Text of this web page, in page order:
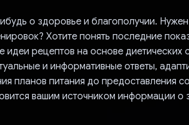
о здоровье и благополучии. Нужен
Хотите понять последние
идеи рецептов на основе диетических
и информативные ответы,
планов питания до предоставления
вашим источником информации о